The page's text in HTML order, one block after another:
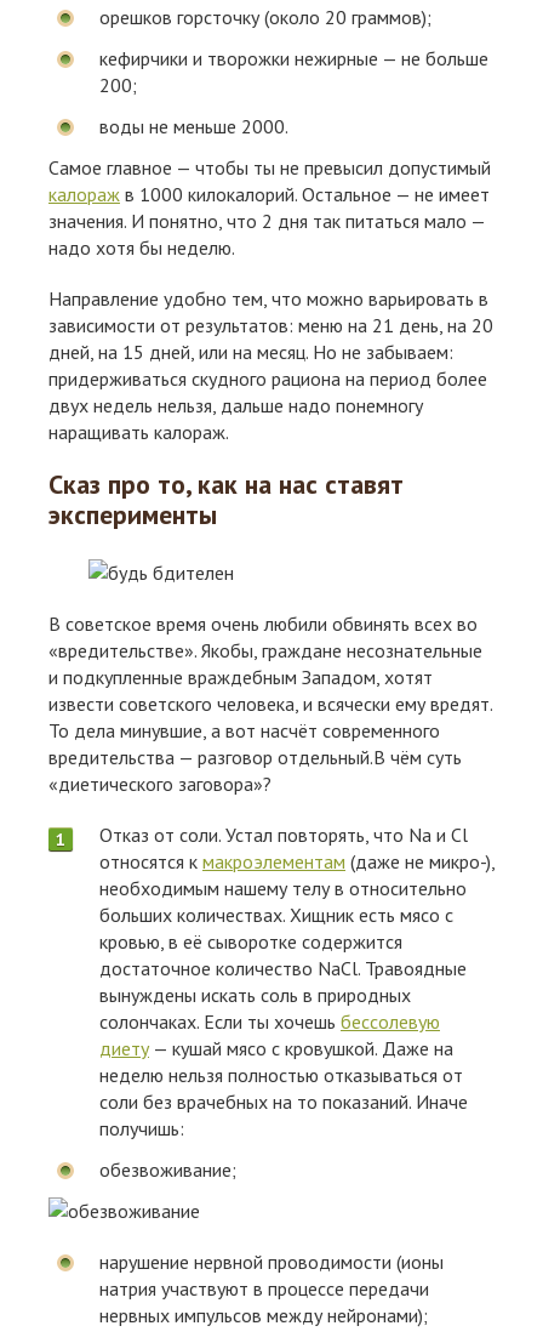
орешков горсточку (около 20 граммов);
кефирчики и творожки нежирные — не больше
200;
воды не меньше 2000.
Самое главное — чтобы ты не превысил допустимый
калораж в 1000 килокалорий. Остальное — не имеет
значения. И понятно, что 2 дня так питаться мало —
надо хотя бы неделю.
Направление удобно тем, что можно варьировать в
зависимости от результатов: меню на 21 день, на 20
дней, на 15 дней, или на месяц. Но не забываем:
придерживаться скудного рациона на период более
двух недель нельзя, дальше надо понемногу
наращивать калораж.
Сказ про то, как на нас ставят
эксперименты
В советское время очень любили обвинять всех во
«вредительстве». Якобы, граждане несознательные
и подкупленные враждебным Западом, хотят
извести советского человека, и всячески ему вредят.
То дела минувшие, а вот насчёт современного
вредительства — разговор отдельный.В чём суть
«диетического заговора»?
Отказ от соли. Устал повторять, что Na и Cl
относятся к макроэлементам (даже не микро-),
необходимым нашему телу в относительно
больших количествах. Хищник есть мясо с
кровью, в её сыворотке содержится
достаточное количество NaCl. Травоядные
вынуждены искать соль в природных
солончаках. Если ты хочешь бессолевую
диету— кушай мясо с кровушкой. Даже на
неделю нельзя полностью отказываться от
соли без врачебных на то показаний. Иначе
получишь:
обезвоживание;
нарушение нервной проводимости (ионы
натрия участвуют в процессе передачи
нервных импульсов между нейронами);